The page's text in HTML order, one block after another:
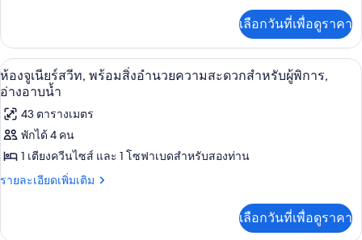
สวีท
เกี่ยว
กับ
ห้อง
จู
สวี
ท
เลือกวันที่เพื่อดูราคา
เปิด
ภาพถ่าย
ทั้งหมด
ของ
ห้อง
จู
สวีท,
ตู้นิรภัยในห้องพัก, โต๊ะทำงาน, พื้นที่ท
5
ห้องจูเนียร์สวีท, พร้อมสิ่งอำนวยความสะดวกสำหรับผู้พิการ,
อ่างอาบน้ำ
43 ตารางเมตร
พักได้ 4 คน
1 เตียงควีนไซส์ และ 1 โซฟาเบดสำหรับสองท่าน
รายละเอียดเพิ่มเติม
ราย
เลือกวันที่เพื่อดูราคา